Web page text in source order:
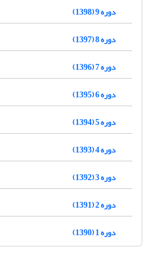
دوره 9 (1398)
دوره 8 (1397)
دوره 7 (1396)
دوره 6 (1395)
دوره 5 (1394)
دوره 4 (1393)
دوره 3 (1392)
دوره 2 (1391)
دوره 1 (1390)